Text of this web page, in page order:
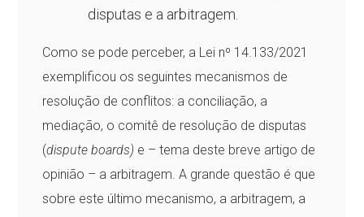
disputas e a arbitragem.
Como se pode perceber, a Lei nº 14.133/2021
exemplificou os seguintes mecanismos de
resolução de conflitos: a conciliação, a
mediação, o comitê de resolução de disputas
(dispute boards) e – tema deste breve artigo de
opinião – a arbitragem. A grande questão é que
sobre este último mecanismo, a arbitragem, a